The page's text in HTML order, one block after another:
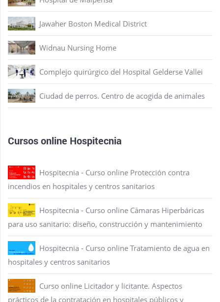
Jawaher Boston Medical District
Widnau Nursing Home
Complejo quirúrgico del Hospital Gelderse Vallei
Ciudad de perros. Centro de acogida de animales
Cursos online Hospitecnia
Hospitecnia - Curso online Protección contra
incendios en hospitales y centros sanitarios
Hospitecnia - Curso online Cámaras Hiperbáricas
para uso sanitario: diseño, construcción y mantenimiento
Hospitecnia - Curso online Tratamiento de agua en
hospitales y centros sanitarios
Curso online Licitador y licitante. Aspectos
prácticos de la contratación en hospitales públicos y